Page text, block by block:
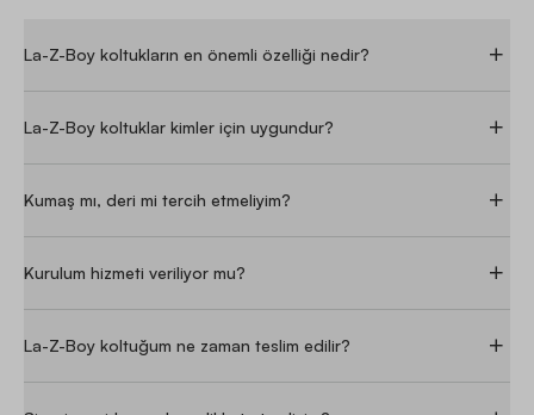
La-Z-Boy koltukların en önemli özelliği nedir?
La-Z-Boy koltuklar kimler için uygundur?
Kumaş mı, deri mi tercih etmeliyim?
Kurulum hizmeti veriliyor mu?
La-Z-Boy koltuğum ne zaman teslim edilir?